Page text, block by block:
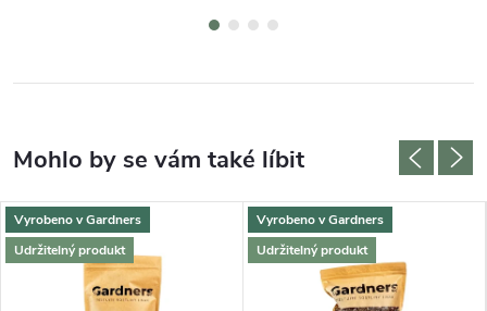
Vyrobeno v Gardners
Udržitelný produkt
Vyrobeno v Gardners
Udržitelný produkt